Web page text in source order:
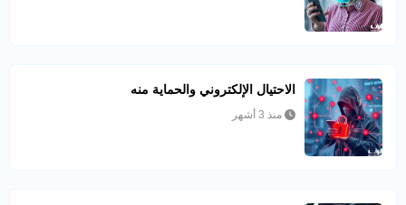
الاحتيال الإلكتروني والحماية منه
منذ 3 أشهر